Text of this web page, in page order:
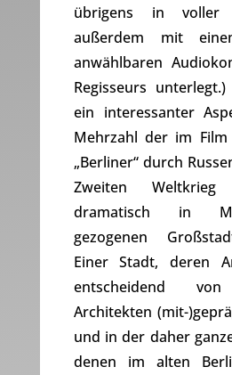
übrigens in voller
außerdem mit
anwählbaren
Regisseurs
ein interessanter
Mehrzahl der im Film
„Berliner“ durch
Zweiten Weltkrieg
dramatisch in
gezogenen
Einer Stadt, deren
entscheidend
Architekten (mit-
und in der daher
denen im alten